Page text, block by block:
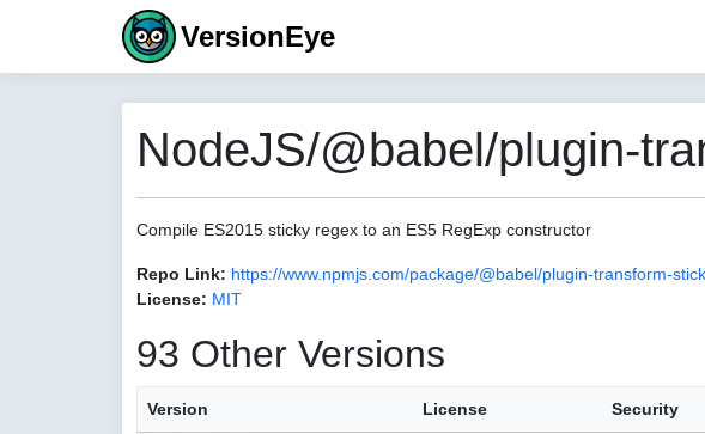
VersionEye
NodeJS/@babel/plugin-
Compile ES2015 sticky regex to an ES5 RegExp constructor
Repo Link: https://www.npmjs.com/package/@babel/plugin-transform-
License: MIT
93 Other Versions
Version License Security